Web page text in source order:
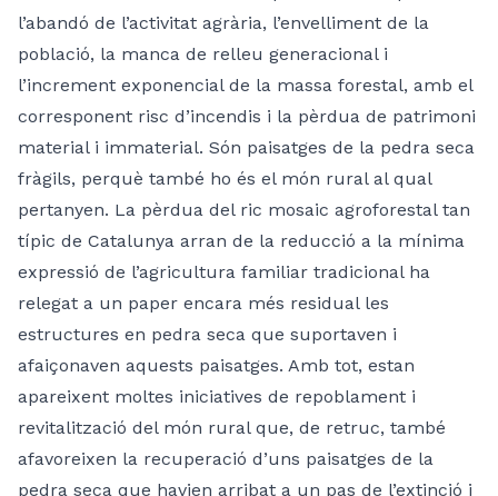
l’abandó de l’activitat agrària, l’envelliment de la
població, la manca de relleu generacional i
l’increment exponencial de la massa forestal, amb el
corresponent risc d’incendis i la pèrdua de patrimoni
material i immaterial. Són paisatges de la pedra seca
fràgils, perquè també ho és el món rural al qual
pertanyen. La pèrdua del ric mosaic agroforestal tan
típic de Catalunya arran de la reducció a la mínima
expressió de l’agricultura familiar tradicional ha
relegat a un paper encara més residual les
estructures en pedra seca que suportaven i
afaiçonaven aquests paisatges. Amb tot, estan
apareixent moltes iniciatives de repoblament i
revitalització del món rural que, de retruc, també
afavoreixen la recuperació d’uns paisatges de la
pedra seca que havien arribat a un pas de l’extinció i